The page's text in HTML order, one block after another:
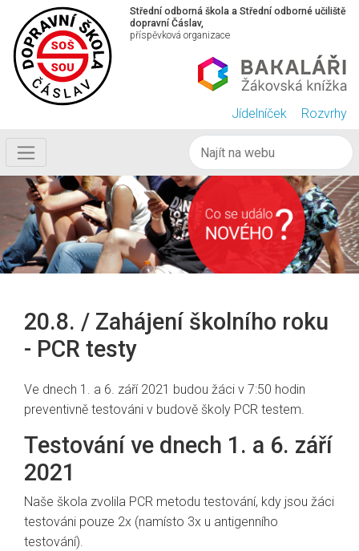
Střední odborná škola a Střední odborné učiliště
dopravní Čáslav,
příspěvková organizace
Jídelníček Rozvrhy
20.8. / Zahájení školního roku
- PCR testy
Ve dnech 1. a 6. září 2021 budou žáci v 7:50 hodin
preventivně testováni v budově školy PCR testem.
Testování ve dnech 1. a 6. září
2021
Naše škola zvolila PCR metodu testování, kdy jsou žáci
testováni pouze 2x (namísto 3x u antigenního
testování).